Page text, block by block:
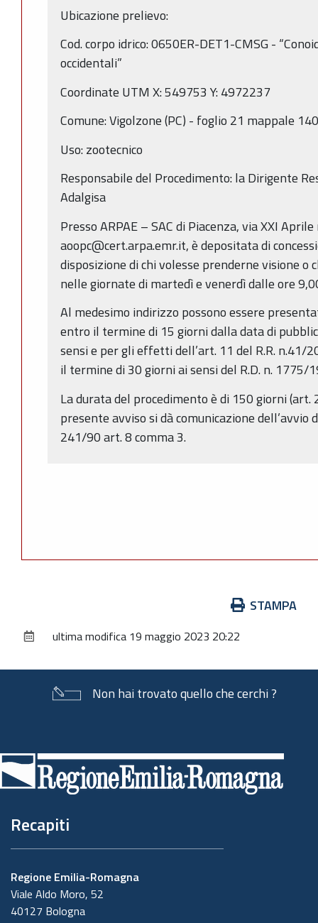
Ubicazione prelievo:
Cod. corpo idrico: 0650ER-DET1-CMSG -
occidentali”
Coordinate UTM X: 549753 Y: 4972237
Comune: Vigolzone (PC) - foglio 21 mappale
Uso: zootecnico
Responsabile del Procedimento: la Dirigente
Adalgisa
Presso ARPAE – SAC di Piacenza, via XXI
aoopc@cert.arpa.emr.it, è depositata di
disposizione di chi volesse prenderne visione
nelle giornate di martedì e venerdì dalle ore
Al medesimo indirizzo possono essere
entro il termine di 15 giorni dalla data di
sensi e per gli effetti dell’art. 11 del R.R. n.41/
il termine di 30 giorni ai sensi del R.D. n. 1775/
La durata del procedimento è di 150 giorni (art.
presente avviso si dà comunicazione dell’avvio
241/90 art. 8 comma 3.
documento
STAMPA
ultima modifica 19 maggio 2023 20:22
Non hai trovato quello che cerchi ?
di
pagina
Recapiti
Regione Emilia-Romagna
Viale Aldo Moro, 52
40127 Bologna